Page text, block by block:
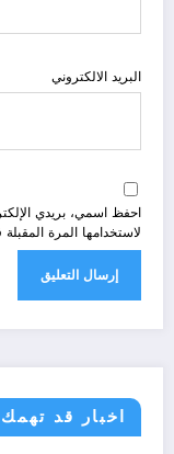
البريد الالكتروني
احفظ اسمي، بريدي
لاستخدامها المرة
اخبار قد تهمك